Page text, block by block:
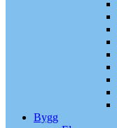
Bygg